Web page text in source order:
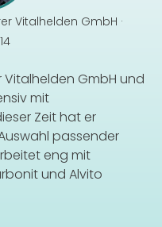
Vitalhelden GmbH ·
GmbH und
mit
Zeit hat er
passender
eng mit
und Alvito